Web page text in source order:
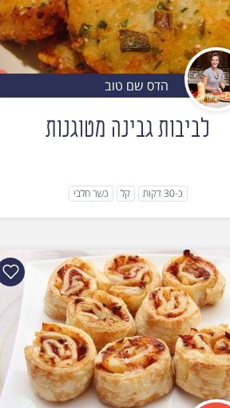
הדס שם טוב
לביבות גבינה מטוגנות
כ-30 דקות קל כשר חלבי